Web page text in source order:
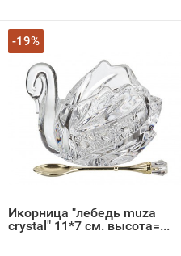
-19%
Икорница "лебедь muza
crystal" 11*7 см. высота=...